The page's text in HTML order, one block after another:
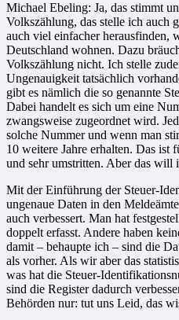
Michael Ebeling: Ja, das stimmt
Volkszählung, das stelle ich auch
auch viel einfacher herausfinden,
Deutschland wohnen. Dazu
Volkszählung nicht. Ich stelle
Ungenauigkeit tatsächlich
gibt es nämlich die so genannte
Dabei handelt es sich um eine
zwangsweise zugeordnet wird.
solche Nummer und wenn man
10 weitere Jahre erhalten. Das ist
und sehr umstritten. Aber das will
Mit der Einführung der Steuer-
ungenaue Daten in den
auch verbessert. Man hat
doppelt erfasst. Andere haben
damit – behaupte ich – sind die
als vorher. Als wir aber das
was hat die Steuer-
sind die Register dadurch
Behörden nur: tut uns Leid, das